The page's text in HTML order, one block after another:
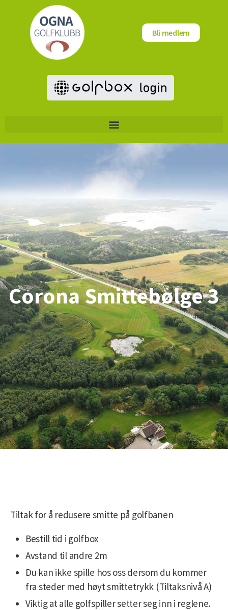
Bli medlem
Corona Smittebølge 3
Tiltak for å redusere smitte på golfbanen
Bestill tid i golfbox
Avstand til andre 2m
Du kan ikke spille hos oss dersom du kommer
fra steder med høyt smittetrykk (Tiltaksnivå A)
Viktig at alle golfspiller setter seg inn i reglene.